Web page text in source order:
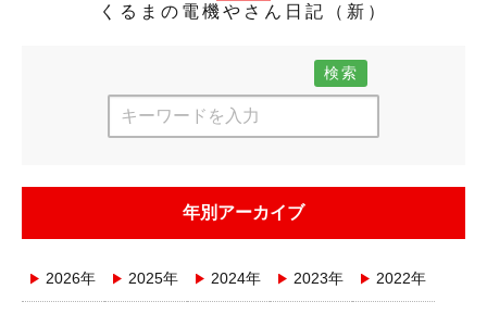
くるまの電機やさん日記（新）
検索
年別アーカイブ
2026年 2025年 2024年 2023年 2022年